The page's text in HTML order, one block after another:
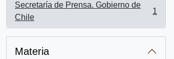
Secretaría de Prensa. Gobierno de
Chile
, 1 resultados
1
Materia